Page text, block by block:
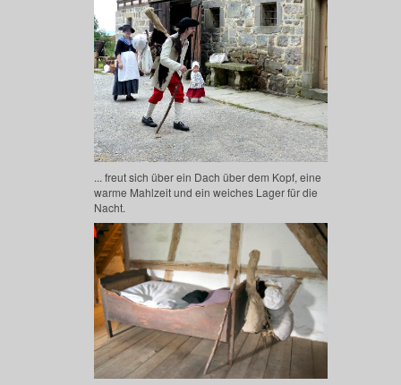
... freut sich über ein Dach über dem Kopf, eine
warme Mahlzeit und ein weiches Lager für die
Nacht.